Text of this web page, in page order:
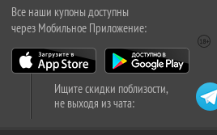
Все наши купоны доступны
через Мобильное Приложение:
Ищите скидки поблизости,
не выходя из чата: